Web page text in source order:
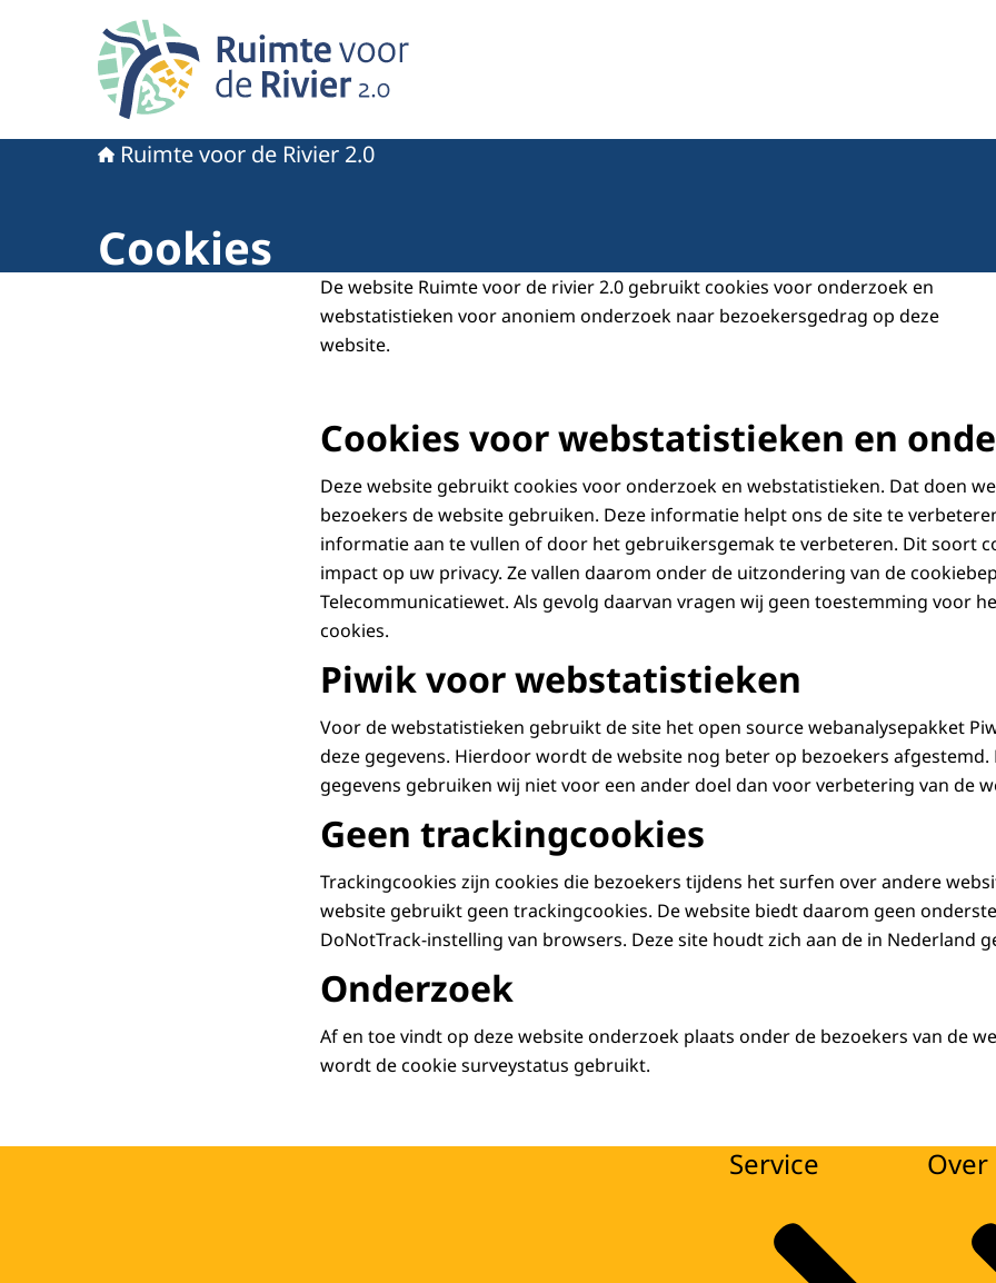
Naar de homepage van Ruimte voor de rivier 2.0
Ruimte voor de Rivier 2.0
Cookies
De website Ruimte voor de rivier 2.0 gebruikt cookies voor onderzoek en
webstatistieken voor anoniem onderzoek naar bezoekersgedrag op deze
website.
Cookies voor webstatistieken en
Deze website gebruikt cookies voor onderzoek en webstatistieken. Dat doen
bezoekers de website gebruiken. Deze informatie helpt ons de site te
informatie aan te vullen of door het gebruikersgemak te verbeteren. Dit soort
impact op uw privacy. Ze vallen daarom onder de uitzondering van de
Telecommunicatiewet. Als gevolg daarvan vragen wij geen toestemming voor
cookies.
Piwik voor webstatistieken
Voor de webstatistieken gebruikt de site het open source webanalysepakket
deze gegevens. Hierdoor wordt de website nog beter op bezoekers afgestemd.
gegevens gebruiken wij niet voor een ander doel dan voor verbetering van de
Geen trackingcookies
Trackingcookies zijn cookies die bezoekers tijdens het surfen over andere
website gebruikt geen trackingcookies. De website biedt daarom geen
DoNotTrack-instelling van browsers. Deze site houdt zich aan de in Nederland
Onderzoek
Af en toe vindt op deze website onderzoek plaats onder de bezoekers van de
wordt de cookie surveystatus gebruikt.
Service